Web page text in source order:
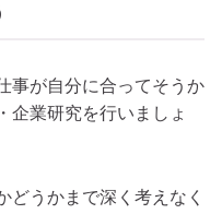
事が自分に合ってそうか
企業研究を行いましょ
どうかまで深く考えなく